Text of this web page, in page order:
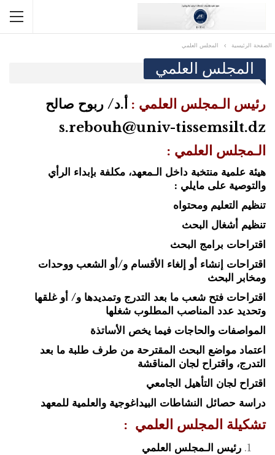
الصفحة الرئيسية المجلس العلمي
المجلس العلمي
رئيس الـمجلس العلمي : أ.د/ ربوح صالح
s.rebouh@univ-tissemsilt.dz
الـمجلس العلمي :
هيئة علمية منتخبة داخل الـمعهد، مكلفة بإبداء الرأي
والتوصية على مايلي :
تنظيم التعليم ومحتواه
تنظيم أشغال البحث
اقتراحات برامج البحث
اقتراحات إنشاء أو إلغاء الأقسام و/أو الشعب ووحدات
ومخابر البحث
اقتراحات فتح شعب ما بعد التدرج وتمديدها و/ أو غلقها
وتحديد عدد المناصب المطلوب شغلها
المواصفات والحاجات فيما يخص الأساتذة
اعتماد مواضع البحث المقترحة من طرف طلبة ما بعد
التدرج، واقتراح لجان المناقشة
اقتراح لجان التأهيل الجامعي
دراسة حصائل النشاطات البيداغوجية والعلمية للمعهد
تشكيلة المجلس العلمي :
رئيس الـمجلس العلمي